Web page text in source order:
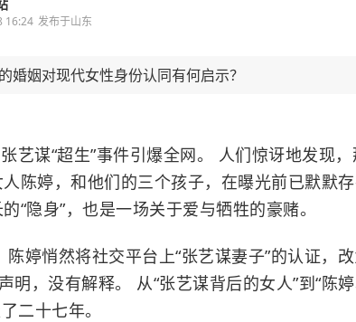
16:24 发布于山东
婚姻对现代女性身份认同有何启示？
艺谋“超生”事件引爆全网。 人们惊讶地发现，
陈婷，和他们的三个孩子，在曝光前已默默
“隐身”，也是一场关于爱与牺牲的豪赌。
婷悄然将社交平台上“张艺谋妻子”的认证，
明，没有解释。 从“张艺谋背后的女人”到“陈
二十七年。